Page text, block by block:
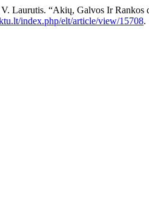
Laurutis. “Akių, Galvos Ir Rankos
index.php/elt/article/view/15708.